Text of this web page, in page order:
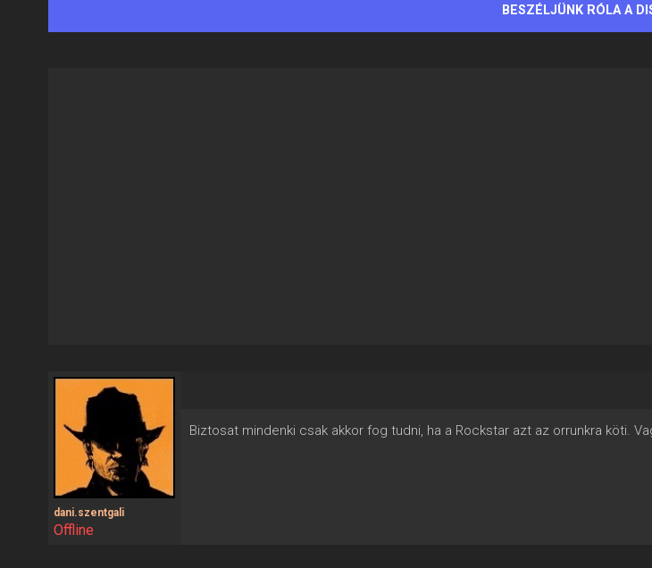
BESZÉLJÜNK RÓLA A
dani.szentgali
Offline
Biztosat mindenki csak akkor fog tudni, ha a Rockstar azt az orrunkra köti.